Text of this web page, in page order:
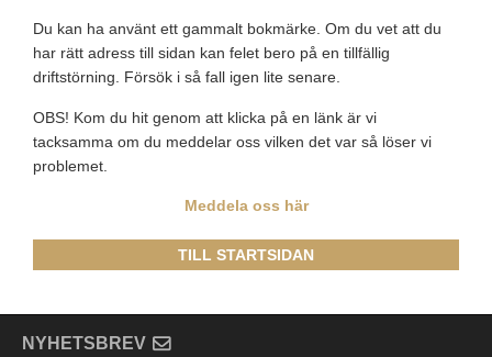
Du kan ha använt ett gammalt bokmärke. Om du vet att du
har rätt adress till sidan kan felet bero på en tillfällig
driftstörning. Försök i så fall igen lite senare.
OBS! Kom du hit genom att klicka på en länk är vi
tacksamma om du meddelar oss vilken det var så löser vi
problemet.
Meddela oss här
TILL STARTSIDAN
NYHETSBREV